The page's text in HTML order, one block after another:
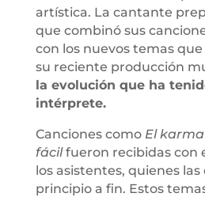
artística. La cantante
que combinó sus
con los nuevos temas
su reciente producción
la evolución que ha
intérprete.
Canciones como El karma
fácilfueron recibidas con
los asistentes, quienes
principio a fin. Estos